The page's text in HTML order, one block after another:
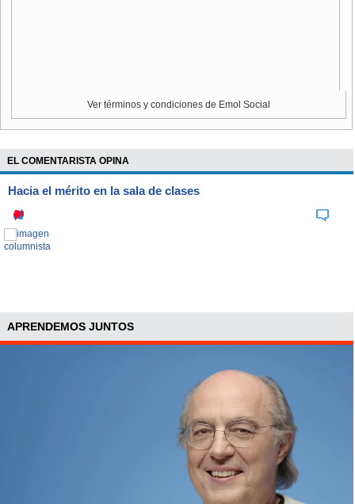
Ver términos y condiciones de Emol Social
EL COMENTARISTA OPINA
Hacia el mérito en la sala de clases
APRENDEMOS JUNTOS